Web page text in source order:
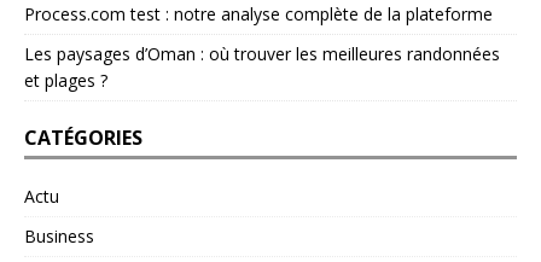
Process.com test : notre analyse complète de la plateforme
Les paysages d’Oman : où trouver les meilleures randonnées
et plages ?
CATÉGORIES
Actu
Business